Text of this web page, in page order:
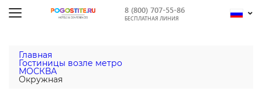
8 (800) 707-55-86
БЕСПЛАТНАЯ ЛИНИЯ
Главная
Гостиницы возле метро
МОСКВА
Окружная